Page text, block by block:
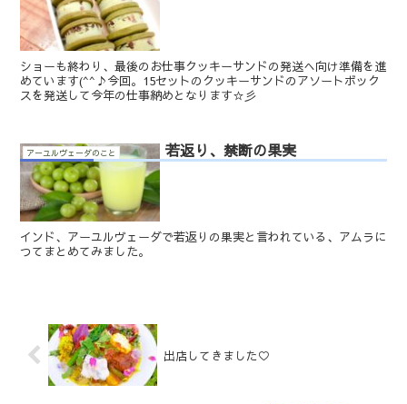
ショーも終わり、最後のお仕事クッキーサンドの発送へ向け準備を進
めています(^^♪今回。15セットのクッキーサンドのアソートボック
スを発送して今年の仕事納めとなります☆彡
アーユルヴェーダのこと 若返り、禁断の果実
インド、アーユルヴェーダで若返りの果実と言われている、アムラに
つてまとめてみました。
出店してきました♡